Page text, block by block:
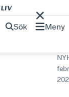
Sök Meny